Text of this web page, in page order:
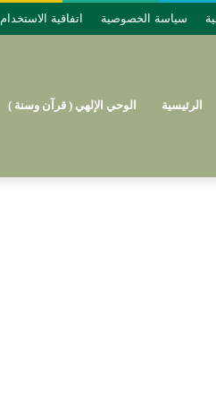
سياسة الخصوصية اتفاقية الاستخدام
الرئيسية الوحي الإلهي ( قرآن وسنة )